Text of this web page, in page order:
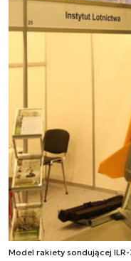
Model rakiety sondującej